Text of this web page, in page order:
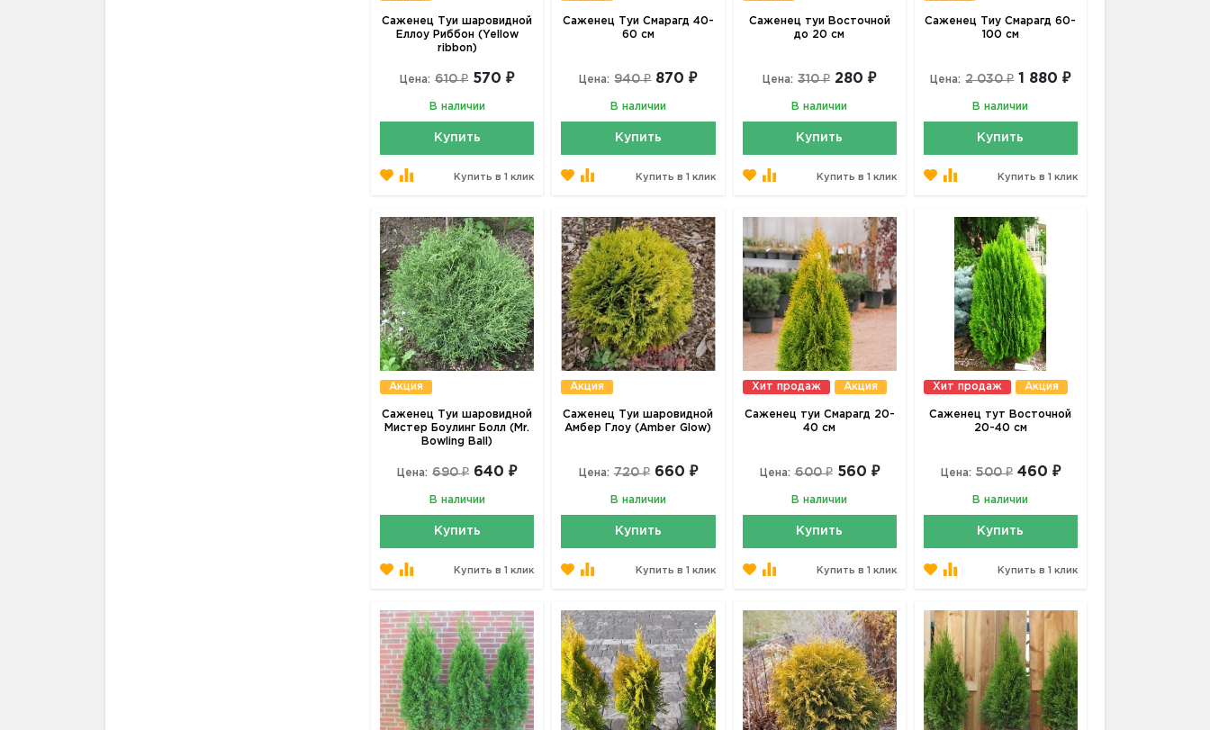
Саженец Туи шаровидной
Еллоу Риббон (Yellow
ribbon)
Цена: 610 ₽ 570 ₽
В наличии
Купить
Купить в 1 клик
Саженец Туи Смарагд 40-
60 см
Цена: 940 ₽ 870 ₽
В наличии
Купить
Купить в 1 клик
Саженец туи Восточной
до 20 см
Цена: 310 ₽ 280 ₽
В наличии
Купить
Купить в 1 клик
Саженец Тиу Смарагд 60-
100 см
Цена: 2 030 ₽ 1 880 ₽
В наличии
Купить
Купить в 1 клик
Акция
Саженец Туи шаровидной
Мистер Боулинг Болл (Mr.
Bowling Ball)
Цена: 690 ₽ 640 ₽
В наличии
Купить
Купить в 1 клик
Акция
Саженец Туи шаровидной
Амбер Глоу (Amber Glow)
Цена: 720 ₽ 660 ₽
В наличии
Купить
Купить в 1 клик
Хит продаж Акция
Саженец туи Смарагд 20-
40 см
Цена: 600 ₽ 560 ₽
В наличии
Купить
Купить в 1 клик
Хит продаж Акция
Саженец тут Восточной
20-40 см
Цена: 500 ₽ 460 ₽
В наличии
Купить
Купить в 1 клик